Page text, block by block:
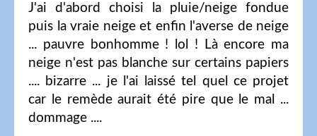
J'ai d'abord choisi la pluie/neige fondue
puis la vraie neige et enfin l'averse de neige
... pauvre bonhomme ! lol ! Là encore ma
neige n'est pas blanche sur certains papiers
.... bizarre ... je l'ai laissé tel quel ce projet
car le remède aurait été pire que le mal ...
dommage ....